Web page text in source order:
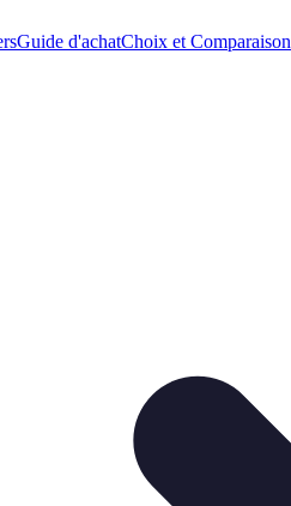
Guide d'achatChoix et Comparaison